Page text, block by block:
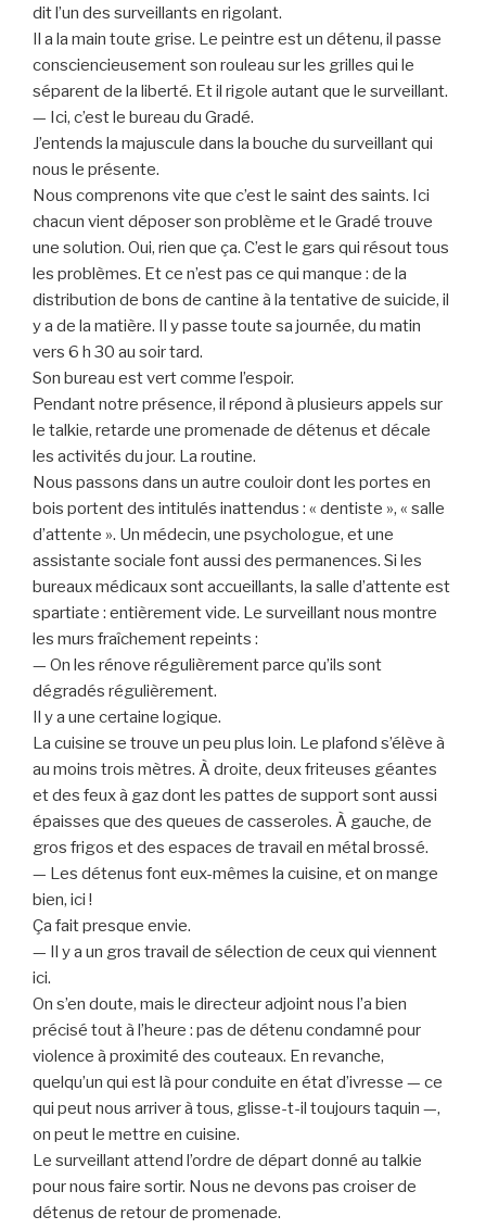
dit l’un des surveillants en rigolant.
Il a la main toute grise. Le peintre est un détenu, il passe
consciencieusement son rouleau sur les grilles qui le
séparent de la liberté. Et il rigole autant que le surveillant.
— Ici, c’est le bureau du Gradé.
J’entends la majuscule dans la bouche du surveillant qui
nous le présente.
Nous comprenons vite que c’est le saint des saints. Ici
chacun vient déposer son problème et le Gradé trouve
une solution. Oui, rien que ça. C’est le gars qui résout tous
les problèmes. Et ce n’est pas ce qui manque : de la
distribution de bons de cantine à la tentative de suicide, il
y a de la matière. Il y passe toute sa journée, du matin
vers 6 h 30 au soir tard.
Son bureau est vert comme l’espoir.
Pendant notre présence, il répond à plusieurs appels sur
le talkie, retarde une promenade de détenus et décale
les activités du jour. La routine.
Nous passons dans un autre couloir dont les portes en
bois portent des intitulés inattendus : « dentiste », « salle
d’attente ». Un médecin, une psychologue, et une
assistante sociale font aussi des permanences. Si les
bureaux médicaux sont accueillants, la salle d’attente est
spartiate : entièrement vide. Le surveillant nous montre
les murs fraîchement repeints :
— On les rénove régulièrement parce qu’ils sont
dégradés régulièrement.
Il y a une certaine logique.
La cuisine se trouve un peu plus loin. Le plafond s’élève à
au moins trois mètres. À droite, deux friteuses géantes
et des feux à gaz dont les pattes de support sont aussi
épaisses que des queues de casseroles. À gauche, de
gros frigos et des espaces de travail en métal brossé.
— Les détenus font eux-mêmes la cuisine, et on mange
bien, ici !
Ça fait presque envie.
— Il y a un gros travail de sélection de ceux qui viennent
ici.
On s’en doute, mais le directeur adjoint nous l’a bien
précisé tout à l’heure : pas de détenu condamné pour
violence à proximité des couteaux. En revanche,
quelqu’un qui est là pour conduite en état d’ivresse — ce
qui peut nous arriver à tous, glisse-t-il toujours taquin —,
on peut le mettre en cuisine.
Le surveillant attend l’ordre de départ donné au talkie
pour nous faire sortir. Nous ne devons pas croiser de
détenus de retour de promenade.